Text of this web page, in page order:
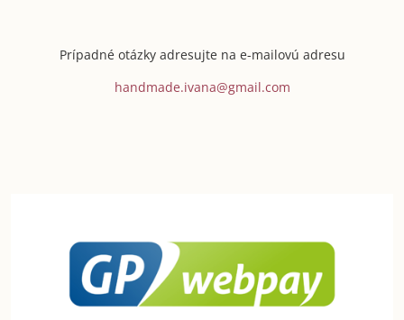
Prípadné otázky adresujte na e-mailovú adresu
handmade.ivana@gmail.com